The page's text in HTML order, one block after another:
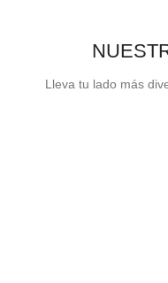
Lleva tu lado más